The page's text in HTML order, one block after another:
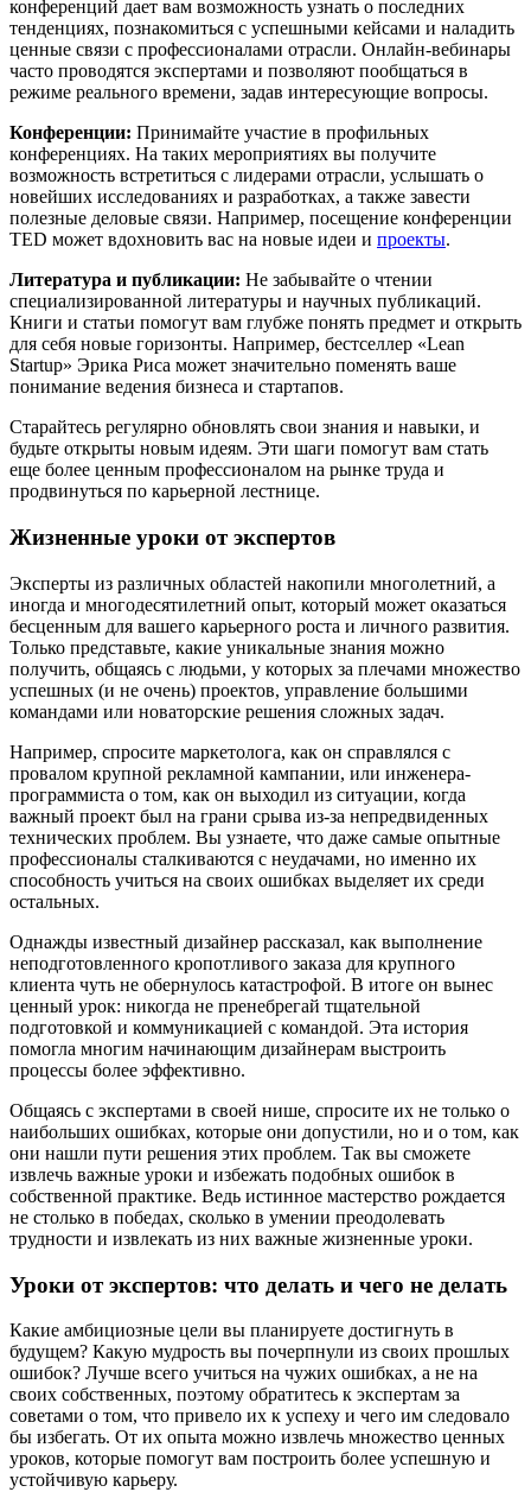
конференций дает вам возможность узнать о последних
тенденциях, познакомиться с успешными кейсами и наладить
ценные связи с профессионалами отрасли. Онлайн-вебинары
часто проводятся экспертами и позволяют пообщаться в
режиме реального времени, задав интересующие вопросы.
Конференции: Принимайте участие в профильных
конференциях. На таких мероприятиях вы получите
возможность встретиться с лидерами отрасли, услышать о
новейших исследованиях и разработках, а также завести
полезные деловые связи. Например, посещение конференции
TED может вдохновить вас на новые идеи и проекты.
Литература и публикации: Не забывайте о чтении
специализированной литературы и научных публикаций.
Книги и статьи помогут вам глубже понять предмет и открыть
для себя новые горизонты. Например, бестселлер «Lean
Startup» Эрика Риса может значительно поменять ваше
понимание ведения бизнеса и стартапов.
Старайтесь регулярно обновлять свои знания и навыки, и
будьте открыты новым идеям. Эти шаги помогут вам стать
еще более ценным профессионалом на рынке труда и
продвинуться по карьерной лестнице.
Жизненные уроки от экспертов
Эксперты из различных областей накопили многолетний, а
иногда и многодесятилетний опыт, который может оказаться
бесценным для вашего карьерного роста и личного развития.
Только представьте, какие уникальные знания можно
получить, общаясь с людьми, у которых за плечами множество
успешных (и не очень) проектов, управление большими
командами или новаторские решения сложных задач.
Например, спросите маркетолога, как он справлялся с
провалом крупной рекламной кампании, или инженера-
программиста о том, как он выходил из ситуации, когда
важный проект был на грани срыва из-за непредвиденных
технических проблем. Вы узнаете, что даже самые опытные
профессионалы сталкиваются с неудачами, но именно их
способность учиться на своих ошибках выделяет их среди
остальных.
Однажды известный дизайнер рассказал, как выполнение
неподготовленного кропотливого заказа для крупного
клиента чуть не обернулось катастрофой. В итоге он вынес
ценный урок: никогда не пренебрегай тщательной
подготовкой и коммуникацией с командой. Эта история
помогла многим начинающим дизайнерам выстроить
процессы более эффективно.
Общаясь с экспертами в своей нише, спросите их не только о
наибольших ошибках, которые они допустили, но и о том, как
они нашли пути решения этих проблем. Так вы сможете
извлечь важные уроки и избежать подобных ошибок в
собственной практике. Ведь истинное мастерство рождается
не столько в победах, сколько в умении преодолевать
трудности и извлекать из них важные жизненные уроки.
Уроки от экспертов: что делать и чего не делать
Какие амбициозные цели вы планируете достигнуть в
будущем? Какую мудрость вы почерпнули из своих прошлых
ошибок? Лучше всего учиться на чужих ошибках, а не на
своих собственных, поэтому обратитесь к экспертам за
советами о том, что привело их к успеху и чего им следовало
бы избегать. От их опыта можно извлечь множество ценных
уроков, которые помогут вам построить более успешную и
устойчивую карьеру.